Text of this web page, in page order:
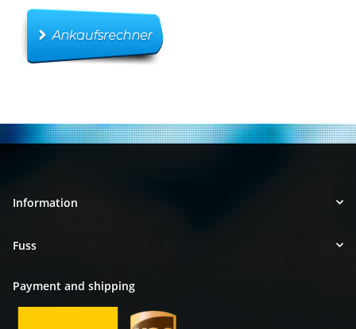
Information
Fuss
Payment and shipping